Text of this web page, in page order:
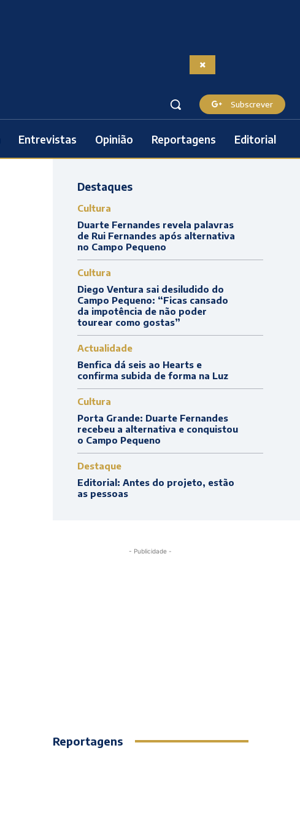
Subscrever
Entrevistas Opinião Reportagens Editorial
Destaques
Cultura
Duarte Fernandes revela palavras
de Rui Fernandes após alternativa
no Campo Pequeno
Cultura
Diego Ventura sai desiludido do
Campo Pequeno: “Ficas cansado
da impotência de não poder
tourear como gostas”
Actualidade
Benfica dá seis ao Hearts e
confirma subida de forma na Luz
Cultura
Porta Grande: Duarte Fernandes
recebeu a alternativa e conquistou
o Campo Pequeno
Destaque
Editorial: Antes do projeto, estão
as pessoas
- Publicidade -
Reportagens